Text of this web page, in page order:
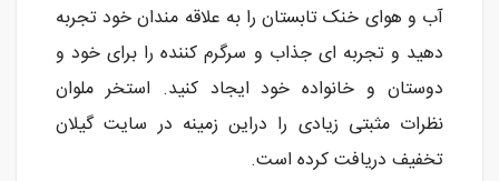
آب و هوای خنک تابستان را به علاقه مندان خود تجربه
دهید و تجربه ای جذاب و سرگرم کننده را برای خود و
دوستان و خانواده خود ایجاد کنید. استخر ملوان
نظرات مثبتی زیادی را دراین زمینه در سایت گیلان
تخفیف دریافت کرده است.